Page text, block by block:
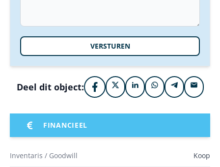
VERSTUREN
Deel dit object:
FINANCIEEL
Inventaris / Goodwill Koop